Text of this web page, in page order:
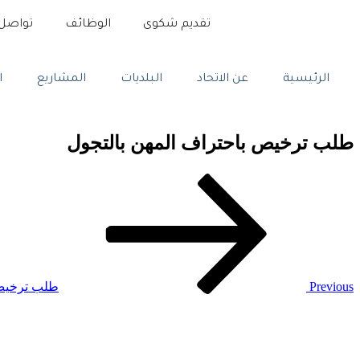
تقديم شكوى الوظائف
الرئيسية عن الاتحاد البلديات المشاريع
طلب ترخيص باحتراف المهن بالتجول
Previous طلب